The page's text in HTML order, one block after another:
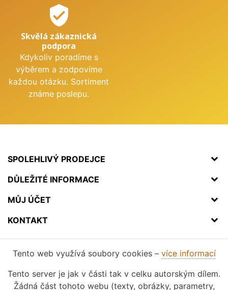
verified_user
Skvělá zákaznická
podpora
Kdykoliv poradíme s
výběrem a zodpovíme
každou otázku. Sortiment
známe poslepu.
SPOLEHLIVÝ PRODEJCE
DŮLEŽITÉ INFORMACE
MŮJ ÚČET
KONTAKT
Tento web využívá soubory cookies – více informací
Tento server je jak v části tak v celku autorským dílem.
Žádná část tohoto webu (texty, obrázky, parametry,